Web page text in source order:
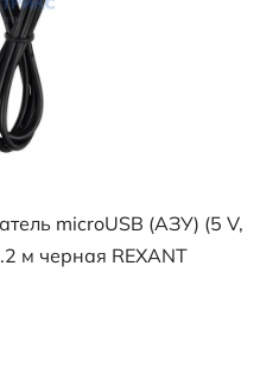
microUSB (АЗУ) (5 V,
м черная REXANT